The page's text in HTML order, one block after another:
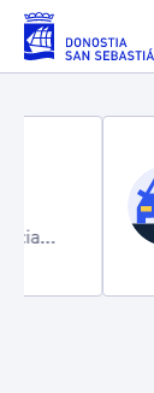
Saltar al